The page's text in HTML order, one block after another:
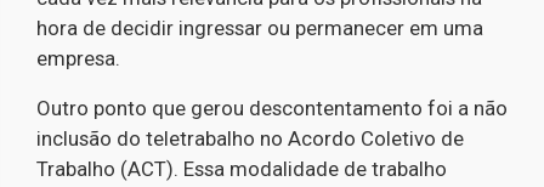
hora de decidir ingressar ou permanecer em uma
empresa.
Outro ponto que gerou descontentamento foi a não
inclusão do teletrabalho no Acordo Coletivo de
Trabalho (ACT). Essa modalidade de trabalho